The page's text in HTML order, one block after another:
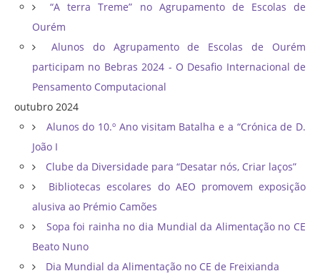
“A terra Treme” no Agrupamento de Escolas de
Ourém
Alunos do Agrupamento de Escolas de Ourém
participam no Bebras 2024 - O Desafio Internacional de
Pensamento Computacional
outubro 2024
Alunos do 10.º Ano visitam Batalha e a “Crónica de D.
João I
Clube da Diversidade para “Desatar nós, Criar laços”
Bibliotecas escolares do AEO promovem exposição
alusiva ao Prémio Camões
Sopa foi rainha no dia Mundial da Alimentação no CE
Beato Nuno
Dia Mundial da Alimentação no CE de Freixianda